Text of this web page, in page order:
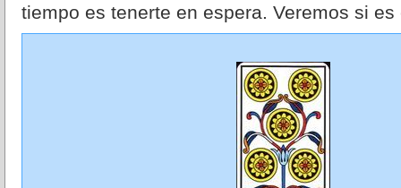
tiempo es tenerte en espera. Veremos si